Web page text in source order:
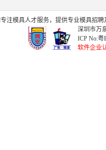
专注模具人才服务，提供专业模具招聘
深圳市万
ICP No:粤
软件企业